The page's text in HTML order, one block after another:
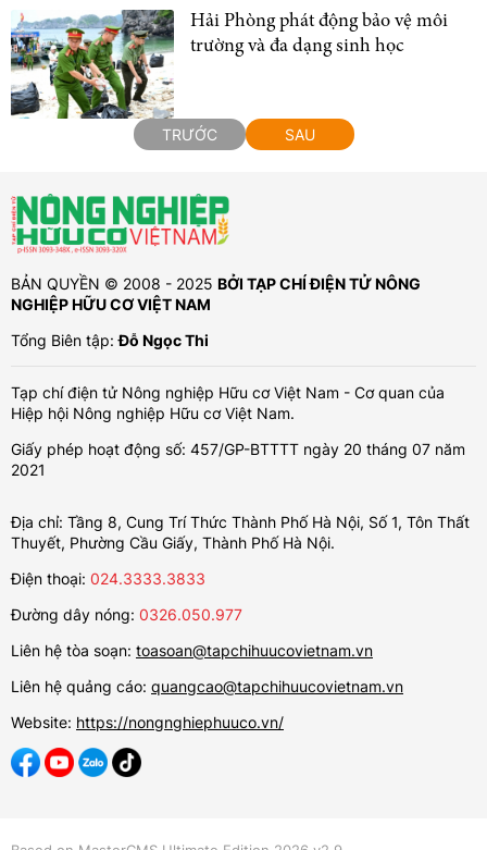
Hải Phòng phát động bảo vệ môi
trường và đa dạng sinh học
TRƯỚC SAU
BẢN QUYỀN © 2008 - 2025 BỞI TẠP CHÍ ĐIỆN TỬ NÔNG
NGHIỆP HỮU CƠ VIỆT NAM
Tổng Biên tập:Đỗ Ngọc Thi
Tạp chí điện tử Nông nghiệp Hữu cơ Việt Nam - Cơ quan của
Hiệp hội Nông nghiệp Hữu cơ Việt Nam.
Giấy phép hoạt động số: 457/GP-BTTTT ngày 20 tháng 07 năm
2021
Địa chỉ: Tầng 8, Cung Trí Thức Thành Phố Hà Nội, Số 1, Tôn Thất
Thuyết, Phường Cầu Giấy, Thành Phố Hà Nội.
Điện thoại: 024.3333.3833
Đường dây nóng: 0326.050.977
Liên hệ tòa soạn: toasoan@tapchihuucovietnam.vn
Liên hệ quảng cáo: quangcao@tapchihuucovietnam.vn
Website: https://nongnghiephuuco.vn/